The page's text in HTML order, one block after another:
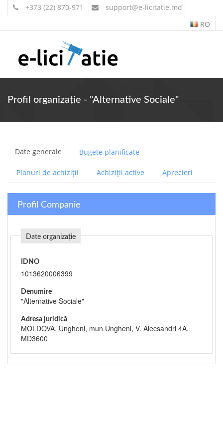
+373 (22) 870-971 support@e-licitatie.md
RO
Profil organizație - "Alternative Sociale"
Date generale Bugete planificate
Planuri de achiziții Achiziții active Aprecieri
Profil Companie
Date organizație
IDNO
1013620006399
Denumire
"Alternative Sociale"
Adresa juridică
MOLDOVA, Ungheni, mun.Ungheni, V. Alecsandri 4A,
MD3600